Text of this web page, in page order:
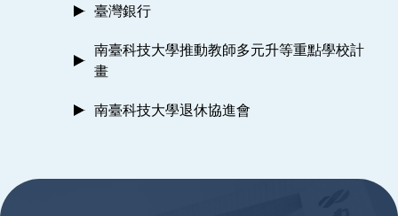
臺灣銀行
南臺科技大學推動教師多元升等重點學校計
畫
南臺科技大學退休協進會